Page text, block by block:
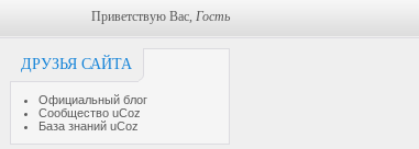
Приветствую Вас, Гость
ДРУЗЬЯ САЙТА
Официальный блог
Сообщество uCoz
База знаний uCoz